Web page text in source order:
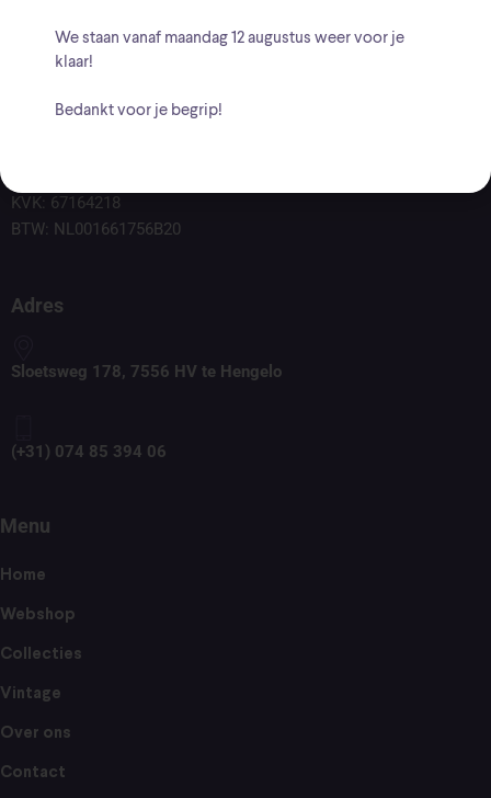
KVK: 67164218
BTW: NL001661756B20
Adres
Sloetsweg 178, 7556 HV te Hengelo
(+31) 074 85 394 06
Menu
Home
Webshop
Collecties
Vintage
Over ons
Contact
We staan vanaf maandag 12 augustus weer voor je
klaar!
Bedankt voor je begrip!